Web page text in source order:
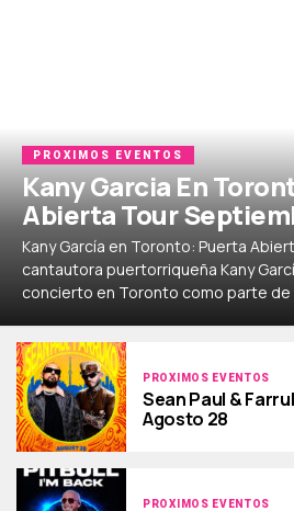
PROXIMOS EVENTOS
Kany Garcia En
Abierta Tour
Kany García en Toronto: Puerta
cantautora puertorriqueña Kany
concierto en Toronto como parte de
PROXIMOS EVENTOS
Sean Paul &
Agosto 28
PROXIMOS EVENTOS